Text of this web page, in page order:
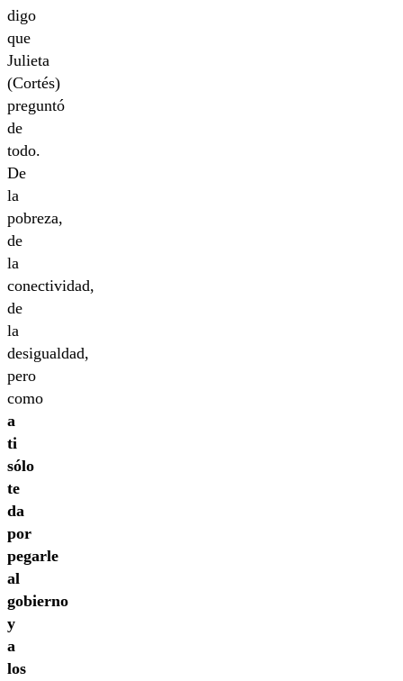
digo
que
Julieta
(Cortés)
preguntó
de
todo.
De
la
pobreza,
de
la
conectividad,
de
la
desigualdad,
pero
como
a
ti
sólo
te
da
por
pegarle
al
gobierno
y
a
los